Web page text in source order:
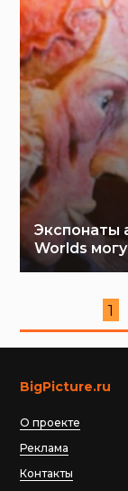
Экспонаты
Worlds
1
BigPicture.ru
О проекте
Реклама
Контакты